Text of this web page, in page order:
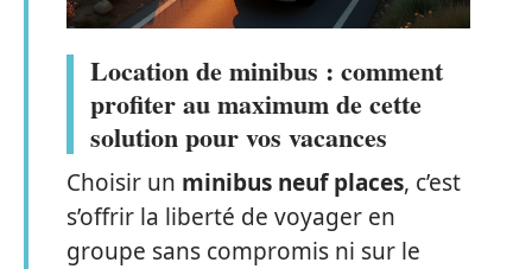
Location de minibus : comment
profiter au maximum de cette
solution pour vos vacances
Choisir un minibus neuf places, c’est
s’offrir la liberté de voyager en
groupe sans compromis ni sur le